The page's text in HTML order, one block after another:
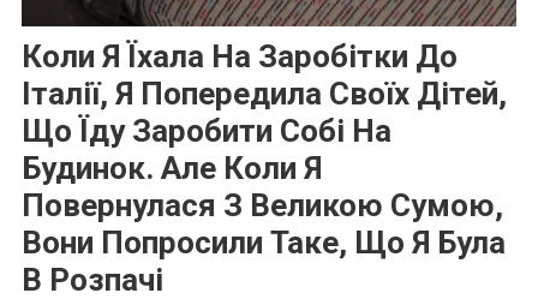
Коли Я Їхала На Заробітки До
Італії, Я Попередила Своїх Дітей,
Що Їду Заробити Собі На
Будинок. Але Коли Я
Повернулася З Великою Сумою,
Вони Попросили Таке, Що Я Була
В Розпачі